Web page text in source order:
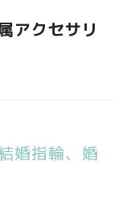
アクセサリ
婚指輪、婚